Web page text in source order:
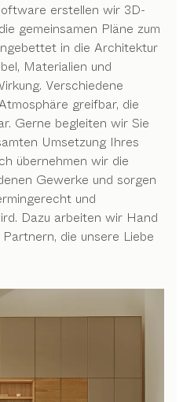
erstellen wir 3D-
gemeinsamen Pläne zum
in die Architektur
Materialien und
Verschiedene
greifbar, die
Gerne begleiten wir Sie
Umsetzung Ihres
übernehmen wir die
Gewerke und sorgen
und
Dazu arbeiten wir Hand
die unsere Liebe